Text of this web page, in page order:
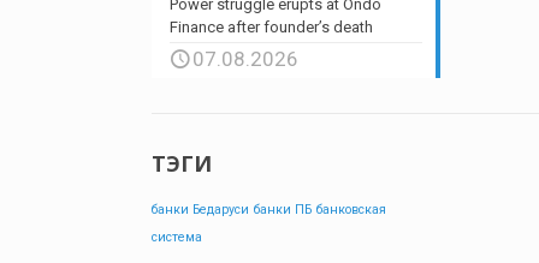
Power struggle erupts at Ondo
Finance after founder’s death
07.08.2026
ТЭГИ
банки Бедаруси банки ПБ банковская
система